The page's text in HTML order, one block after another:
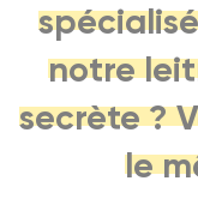
notre
secrète ?
le